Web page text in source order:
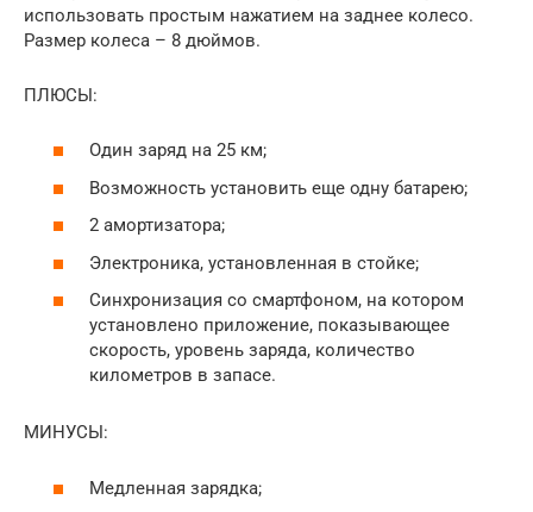
использовать простым нажатием на заднее колесо.
Размер колеса – 8 дюймов.
ПЛЮСЫ:
Один заряд на 25 км;
Возможность установить еще одну батарею;
2 амортизатора;
Электроника, установленная в стойке;
Синхронизация со смартфоном, на котором
установлено приложение, показывающее
скорость, уровень заряда, количество
километров в запасе.
МИНУСЫ:
Медленная зарядка;